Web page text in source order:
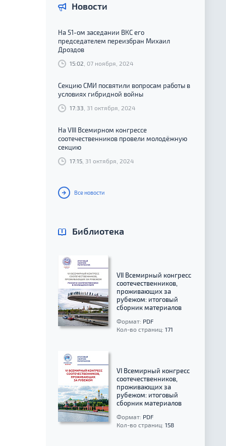
Новости
На 51-ом заседании ВКС его
председателем переизбран Михаил
Дроздов
15:02 , 07 ноября, 2024
Секцию СМИ посвятили вопросам работы в
условиях гибридной войны
17:33 , 31 октября, 2024
На VIII Всемирном конгрессе
соотечественников провели молодёжную
секцию
17:15 , 31 октября, 2024
Все новости
Библиотека
VII Всемирный конгресс
соотечественников,
проживающих за
рубежом: итоговый
сборник материалов
Формат: PDF
Кол-во страниц: 171
VI Всемирный конгресс
соотечественников,
проживающих за
рубежом: итоговый
сборник материалов
Формат: PDF
Кол-во страниц: 158